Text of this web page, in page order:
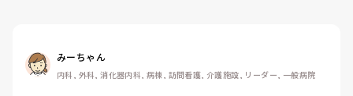
みーちゃん
内科, 外科, 消化器内科, 病棟, 訪問看護, 介護施設, リーダー, 一般病院